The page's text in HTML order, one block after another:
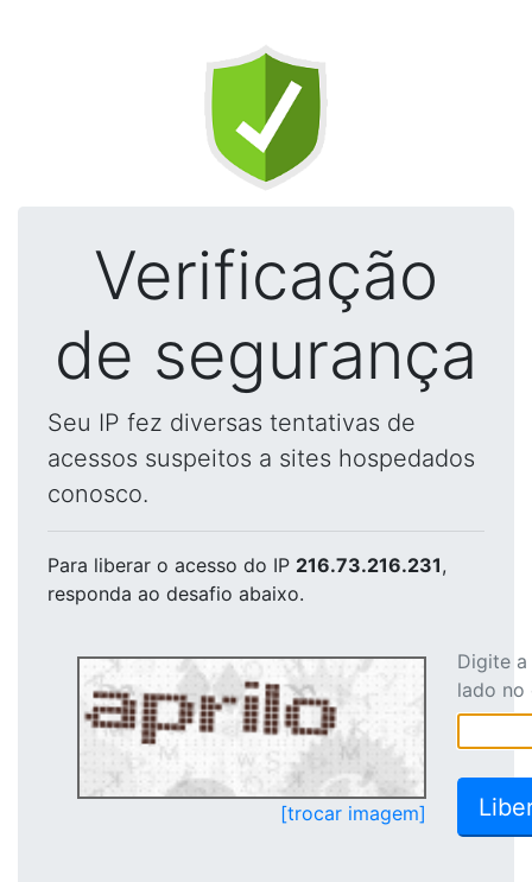
Verificação
de segurança
Seu IP fez diversas tentativas de
acessos suspeitos a sites hospedados
conosco.
Para liberar o acesso do IP 216.73.216.231,
responda ao desafio abaixo.
[trocar imagem]
Digite
lado no